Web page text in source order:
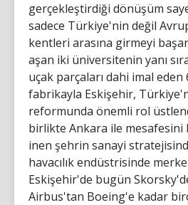
gerçekleştirdiği dönüşüm
sadece Türkiye'nin değil
kentleri arasına girmeyi
aşan iki üniversitenin yanı
uçak parçaları dahi imal
fabrikayla Eskişehir,
reformunda önemli rol
birlikte Ankara ile mesafesini
inen şehrin sanayi
havacılık endüstrisinde
Eskişehir'de bugün
Airbus'tan Boeing'e kadar